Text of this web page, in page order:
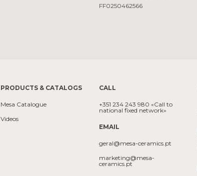
FF0250462566
PRODUCTS & CATALOGS
Mesa Catalogue
Videos
CALL
+351 234 243 980 «Call to
national fixed network»
EMAIL
geral@mesa-ceramics.pt
marketing@mesa-
ceramics.pt